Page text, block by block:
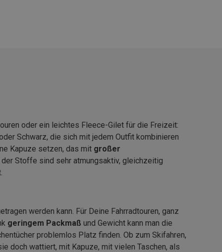
oder ein leichtes Fleece-Gilet für die Freizeit:
Schwarz, die sich mit jedem Outfit kombinieren
Kapuze setzen, das mit großer
Stoffe sind sehr atmungsaktiv, gleichzeitig
werden kann. Für Deine Fahrradtouren, ganz
geringem Packmaß und Gewicht kann man die
problemlos Platz finden. Ob zum Skifahren,
doch wattiert, mit Kapuze, mit vielen Taschen, als